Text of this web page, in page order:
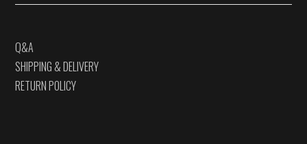
Q&A
SHIPPING & DELIVERY
RETURN POLICY